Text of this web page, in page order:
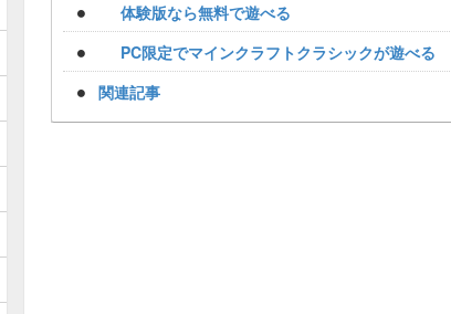
体験版なら無料で遊べる
PC限定でマインクラフトクラシックが遊べる
関連記事